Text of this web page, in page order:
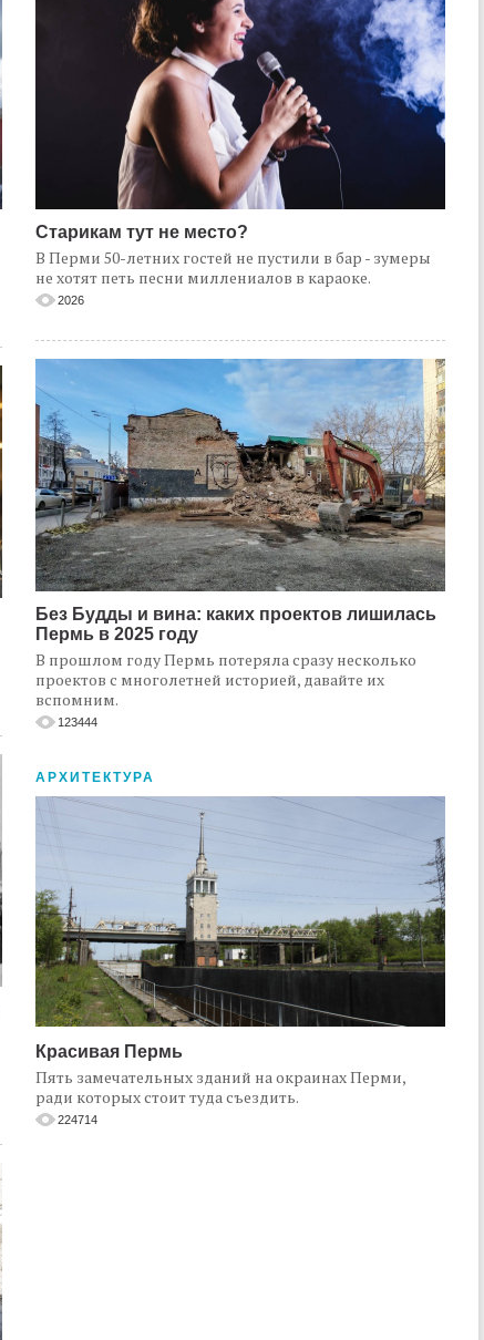
Старикам тут не место?
В Перми 50-летних гостей не пустили в бар - зумеры
не хотят петь песни миллениалов в караоке.
2026
Без Будды и вина: каких проектов лишилась
Пермь в 2025 году
В прошлом году Пермь потеряла сразу несколько
проектов с многолетней историей, давайте их
вспомним.
123444
АРХИТЕКТУРА
Красивая Пермь
Пять замечательных зданий на окраинах Перми,
ради которых стоит туда съездить.
224714